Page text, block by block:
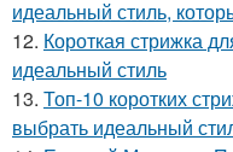
идеальный стиль,
12. Короткая стрижка
идеальный стиль
13. Топ-10 коротких
выбрать идеальный